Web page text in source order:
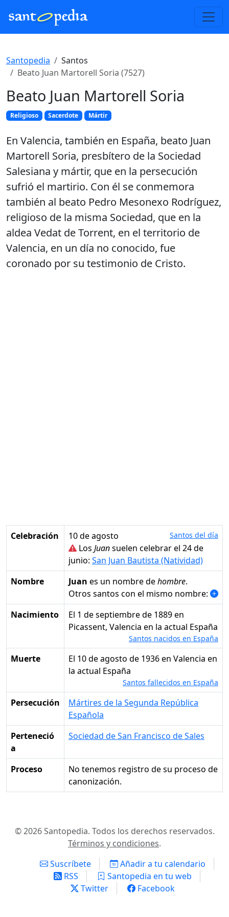
Santopedia
Santos
Beato Juan Martorell Soria (7527)
Beato Juan Martorell Soria
Religioso Sacerdote Mártir
En Valencia, también en España, beato Juan
Martorell Soria, presbítero de la Sociedad
Salesiana y mártir, que en la persecución
sufrió el martirio. Con él se conmemora
también al beato Pedro Mesonexo Rodríguez,
religioso de la misma Sociedad, que en la
aldea Vedat de Torrent, en el territorio de
Valencia, en un día no conocido, fue
coronado por su testimonio de Cristo.
Celebración 10 de agosto Santos del día
Los Juansuelen celebrar el 24 de
junio: San Juan Bautista (Natividad)
Nombre
Juan es un nombre dehombre.
Otros santos con el mismo nombre:
Nacimiento
el 1 de septiembre de 1889 en
Picassent, Valencia en la actual España
Santos nacidos en España
Muerte
el 10 de agosto de 1936 en Valencia en
la actual España
Santos fallecidos en España
Persecución
Mártires de la Segunda República
Española
Perteneció
a
Sociedad de San Francisco de Sales
Proceso
No tenemos registro de su proceso de
canonización.
© 2026 Santopedia. Todos los derechos reservados.
Términos y condiciones.
Suscríbete
Añadir a tu calendario
RSS
Santopedia en tu web
Twitter
Facebook